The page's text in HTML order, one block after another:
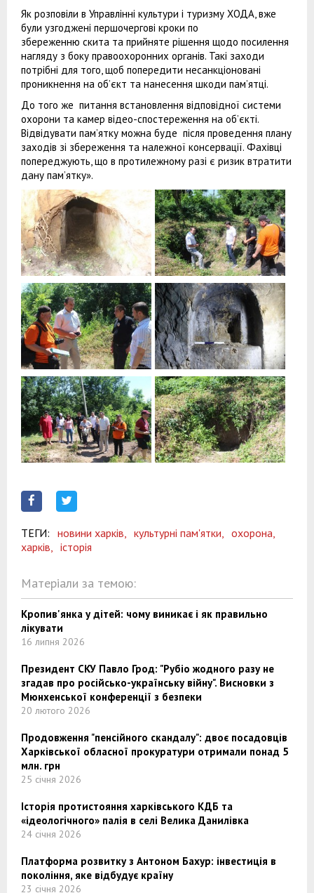
Як розповіли в Управлінні культури і туризму ХОДА, вже
були узгоджені першочергові кроки по
збереженню скита та прийняте рішення щодо посилення
нагляду з боку правоохоронних органів. Такі заходи
потрібні для того, щоб попередити несанкціоновані
проникнення на об’єкт та нанесення шкоди пам’ятці.
До того же питання встановлення відповідної системи
охорони та камер відео-спостереження на об’єкті.
Відвідувати пам’ятку можна буде після проведення плану
заходів зі збереження та належної консервації. Фахівці
попереджують, що в протилежному разі є ризик втратити
дану пам’ятку».
ТЕГИ: новини харків, культурні пам'ятки,
охорона,
харків,
історія
Матеріали за темою:
Кропив'янка у дітей: чому виникає і як правильно
лікувати
16 липня 2026
Президент СКУ Павло Грод: "Рубіо жодного разу не
згадав про російсько-українську війну". Висновки з
Мюнхенської конференції з безпеки
20 лютого 2026
Продовження "пенсійного скандалу": двоє посадовців
Харківської обласної прокуратури отримали понад 5
млн. грн
25 січня 2026
Історія протистояння харківського КДБ та
«ідеологічного» палія в селі Велика Данилівка
24 січня 2026
Платформа розвитку з Антоном Бахур: інвестиція в
покоління, яке відбудує країну
23 січня 2026